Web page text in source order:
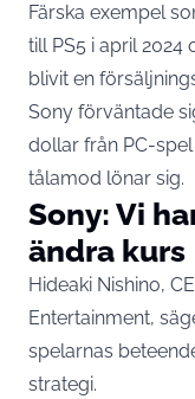
Färska exempel
till PS5 i april 2024
blivit en
Sony förväntade
dollar från PC-
tålamod lönar sig.
Sony: Vi
ändra kurs
Hideaki Nishino,
Entertainment,
spelarnas
strategi.